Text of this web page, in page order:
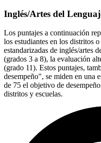
Inglés/Artes del
Los puntajes a continuación
los estudiantes en los distritos
estandarizadas de inglés/artes
(grados 3 a 8), la evaluación
(grado 11). Estos puntajes,
desempeño", se miden en una
de 75 el objetivo de
distritos y escuelas.